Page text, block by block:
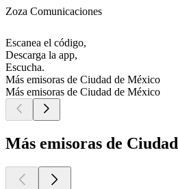
Zoza Comunicaciones
Escanea el código,
Descarga la app,
Escucha.
Más emisoras de Ciudad de México
Más emisoras de Ciudad de México
Más emisoras de